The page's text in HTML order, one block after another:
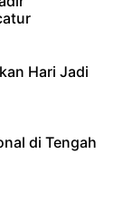
Hari Jadi
di Tengah